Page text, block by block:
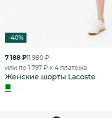
-40%
7 188 ₽11 980 ₽
или по 1 797 ₽ x 4 платежа
Женские шорты Lacoste